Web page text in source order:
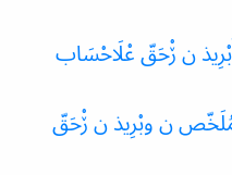
ن ڒْحَقّ عْلَاحْسَاب
ن وبْرِيذ ن ڒْحَقّ